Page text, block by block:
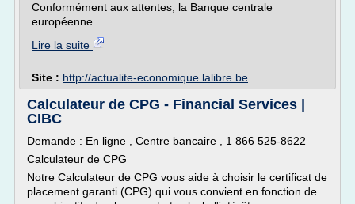
Conformément aux attentes, la Banque centrale
européenne...
Lire la suite
Site : http://actualite-economique.lalibre.be
Calculateur de CPG - Financial Services |
CIBC
Demande : En ligne , Centre bancaire , 1 866 525-8622
Calculateur de CPG
Notre Calculateur de CPG vous aide à choisir le certificat de
placement garanti (CPG) qui vous convient en fonction de